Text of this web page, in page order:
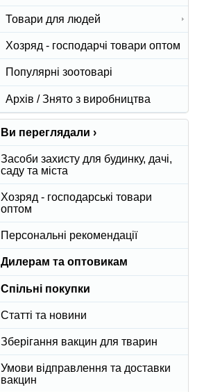
Товари для людей
Хозряд - господарчі товари оптом
Популярні зоотоварі
Архів / Знято з виробництва
Ви переглядали ›
Засоби захисту для будинку, дачі,
саду та міста
Хозряд - господарські товари
оптом
Персональні рекомендації
Дилерам та оптовикам
Спільні покупки
Статті та новини
Зберігання вакцин для тварин
Умови відправлення та доставки
вакцин